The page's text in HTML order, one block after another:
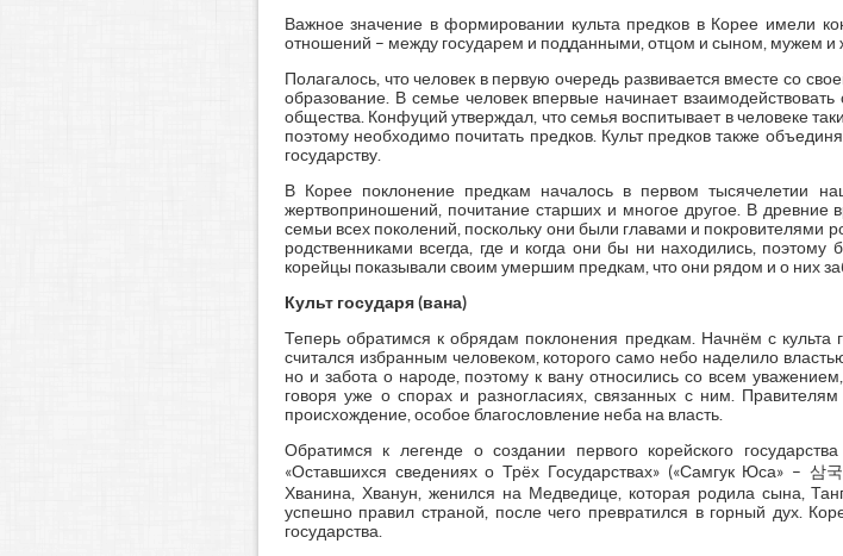
Важное значение в формировании культа предков в Корее имели
отношений – между государем и подданными, отцом и сыном, мужем
Полагалось, что человек в первую очередь развивается вместе со
образование. В семье человек впервые начинает
общества. Конфуций утверждал, что семья воспитывает в человеке
поэтому необходимо почитать предков. Культ предков также
государству.
В Корее поклонение предкам началось в первом тысячелетии
жертвоприношений, почитание старших и многое другое. В
семьи всех поколений, поскольку они были главами и покровителями
родственниками всегда, где и когда они бы ни находились,
корейцы показывали своим умершим предкам, что они рядом и о них
Культ государя (вана)
Теперь обратимся к обрядам поклонения предкам. Начнём с культа
считался избранным человеком, которого само небо наделило
но и забота о народе, поэтому к вану относились со всем
говоря уже о спорах и разногласиях, связанных с ним.
происхождение, особое благословление неба на власть.
Обратимся к легенде о создании первого корейского
«Оставшихся сведениях о Трёх Государствах» («Самгук Юса» –
Хванина, Хванун, женился на Медведице, которая родила сына,
успешно правил страной, после чего превратился в горный дух.
государства.